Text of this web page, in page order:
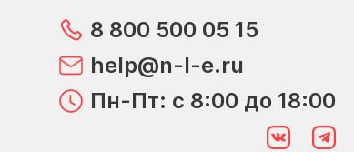
8 800 500 05 15
help@n-l-e.ru
Пн-Пт: с 8:00 до 18:00